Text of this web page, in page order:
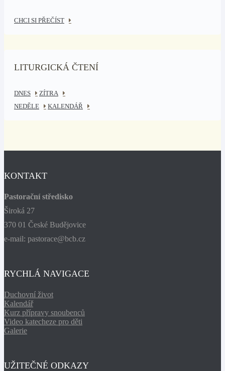
CHCI SI PŘEČÍST
LITURGICKÁ ČTENÍ
DNES
ZÍTRA
NEDĚLE
KALENDÁŘ
KONTAKT
Pastorační středisko
Široká 27
370 01 České Budějovice
e-mail: pastorace@bcb.cz
RYCHLÁ NAVIGACE
Duchovní život
Kalendář
Kurz přípravy snoubenců
Video katecheze pro děti
Galerie
UŽITEČNÉ ODKAZY